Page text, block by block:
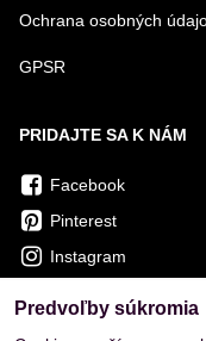
Ochrana osobných
GPSR
PRIDAJTE SA K NÁM
Facebook
Pinterest
Instagram
Predvoľby súkromia